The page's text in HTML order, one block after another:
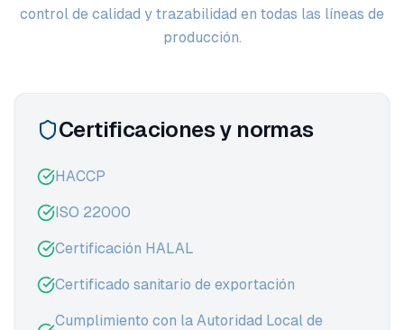
control de calidad y trazabilidad en todas las líneas de
producción.
Certificaciones y normas
HACCP
ISO 22000
Certificación HALAL
Certificado sanitario de exportación
Cumplimiento con la Autoridad Local de